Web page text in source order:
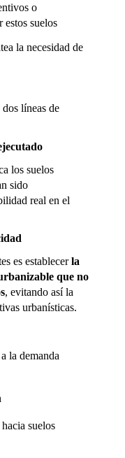
o
estos suelos
la necesidad de
dos líneas de
los suelos
sido
real en el
es establecer la
que no
, evitando así la
urbanísticas.
la demanda
suelos